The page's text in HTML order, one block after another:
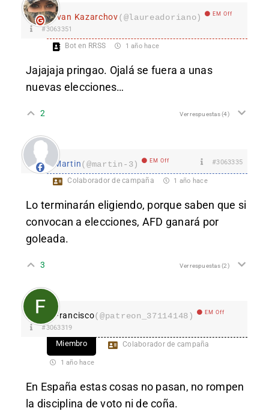
Ivan Kazarchov(@laureadoriano) EM Off
#3063351
Bot en RRSS 1 año hace
Jajajaja pringao. Ojalá se fuera a unas
nuevas elecciones…
2 Ver respuestas(4)
Martin(@martin-3) EM Off #3063335
Colaborador de campaña 1 año hace
Lo terminarán eligiendo, porque saben que si
convocan a elecciones, AFD ganará por
goleada.
3 Ver respuestas(2)
Francisco(@patreon_37114148) EM Off
#3063319
Miembro Colaborador de campaña
1 año hace
En España estas cosas no pasan, no rompen
la disciplina de voto ni de coña.